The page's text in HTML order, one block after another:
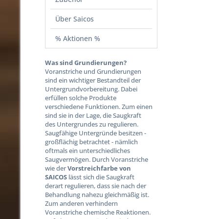
Über Saicos
% Aktionen %
Was sind Grundierungen?
Voranstriche und Grundierungen
sind ein wichtiger Bestandteil der
Untergrundvorbereitung. Dabei
erfüllen solche Produkte
verschiedene Funktionen. Zum einen
sind sie in der Lage, die Saugkraft
des Untergrundes zu regulieren.
Saugfähige Untergründe besitzen -
großflächig betrachtet - nämlich
oftmals ein unterschiedliches
Saugvermögen. Durch Voranstriche
wie derVorstreichfarbe von
SAICOS lässt sich die Saugkraft
derart regulieren, dass sie nach der
Behandlung nahezu gleichmäßig ist.
Zum anderen verhindern
Voranstriche chemische Reaktionen.